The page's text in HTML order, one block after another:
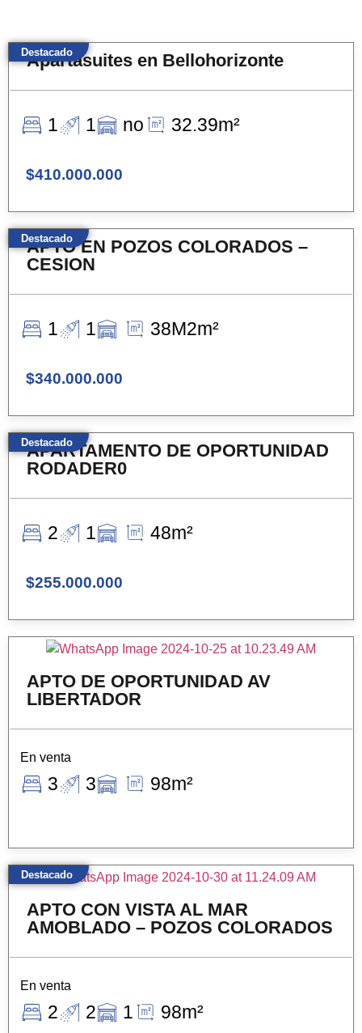
Apartasuites en Bellohorizonte
1 1 no 32.39m²
$410.000.000
Destacado
APTO EN POZOS COLORADOS –
CESION
1 1 38M2m²
$340.000.000
Destacado
APARTAMENTO DE OPORTUNIDAD
RODADER0
2 1 48m²
$255.000.000
Destacado
APTO DE OPORTUNIDAD AV
LIBERTADOR
En venta
3 3 98m²
APTO CON VISTA AL MAR
AMOBLADO – POZOS COLORADOS
En venta
2 2 1 98m²
Destacado